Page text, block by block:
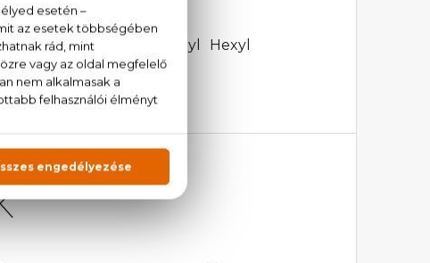
Hydroxybenzoyl Hexyl